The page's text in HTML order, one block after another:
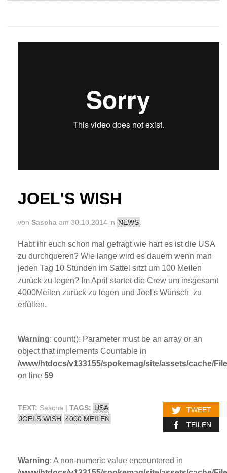
JOEL'S WISH
von Sascha am 30.10.2014 in NEWS
Habt ihr euch schon mal gefragt wie hart es ist die USA
zu durchqueren? Wie lange wird es dauern wenn man
jeden Tag 10 Stunden im Sattel sitzt um 100 Meilen
zurück zu legen? Im April startet die Crew um insgesamt
4000Meilen zurück zu legen und Joel's Wünsch zu
erfüllen.
Warning: count(): Parameter must be an array or an
object that implements Countable in
/www/htdocs/v133155/spokemag/site/assets/cache/
on line 59
TEXT: Sascha | TAGS: USA
JOELS WISH 4000 MEILEN
TWEET
TEILEN
Warning: A non-numeric value encountered in